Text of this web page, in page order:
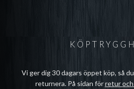
Vi ger dig 30 dagars öppet köp, så
returnera. På sidan förretur